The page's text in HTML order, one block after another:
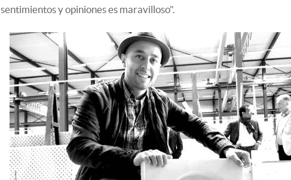
sentimientos y opiniones es maravilloso".